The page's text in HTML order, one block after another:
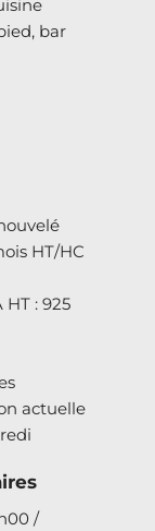
bar
HT/HC
: 925
actuelle
/